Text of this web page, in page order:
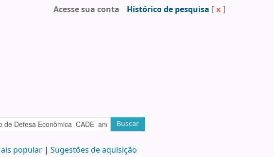
Acesse sua conta Histórico de pesquisa [ x ]
Buscar
popular Sugestões de aquisição